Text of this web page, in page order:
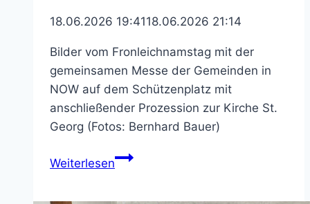
18.06.2026 19:4118.06.2026 21:14
Bilder vom Fronleichnamstag mit der
gemeinsamen Messe der Gemeinden in
NOW auf dem Schützenplatz mit
anschließender Prozession zur Kirche St.
Georg (Fotos: Bernhard Bauer)
WeiterlesenBilder